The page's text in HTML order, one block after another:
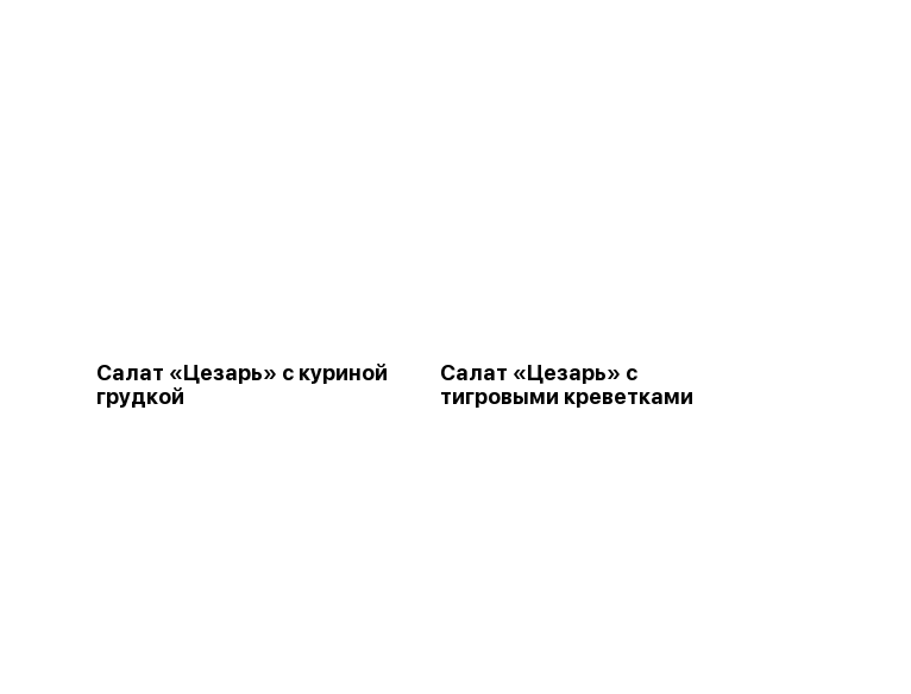
Салат «Цезарь» с куриной
грудкой
Салат «Цезарь» с
тигровыми креветками